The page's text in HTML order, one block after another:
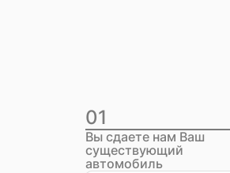
01
Вы сдаете нам Ваш
существующий
автомобиль